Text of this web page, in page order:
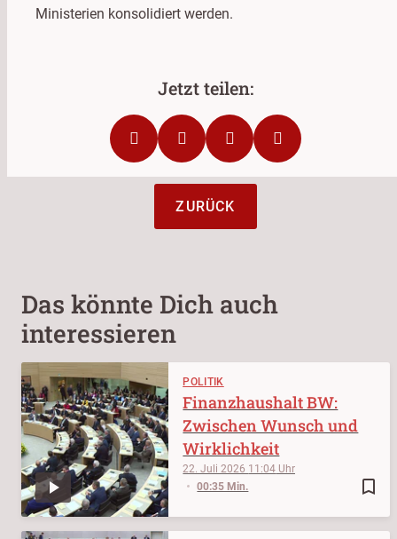
Ministerien konsolidiert werden.
ZURÜCK
Das könnte Dich auch
interessieren
POLITIK
bookmark_border
22. Juli 2026 11:04
00:35 Min.
Finanzhaushalt BW:
Zwischen Wunsch und
Wirklichkeit